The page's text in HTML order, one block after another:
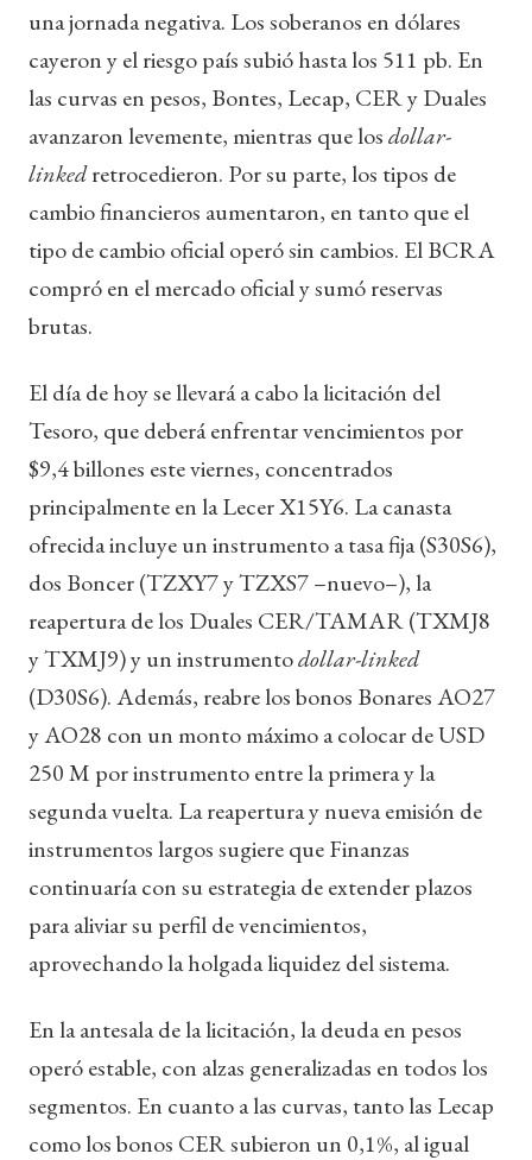
una jornada negativa. Los soberanos en dólares
cayeron y el riesgo país subió hasta los 511 pb. En
las curvas en pesos, Bontes, Lecap, CER y Duales
avanzaron levemente, mientras que losdollar-
linkedretrocedieron. Por su parte, los tipos de
cambio financieros aumentaron, en tanto que el
tipo de cambio oficial operó sin cambios. El BCRA
compró en el mercado oficial y sumó reservas
brutas.
El día de hoy se llevará a cabo la licitación del
Tesoro, que deberá enfrentar vencimientos por
$9,4 billones este viernes, concentrados
principalmente en la Lecer X15Y6. La canasta
ofrecida incluye un instrumento a tasa fija (S30S6),
dos Boncer (TZXY7 y TZXS7 –nuevo–), la
reapertura de los Duales CER/TAMAR (TXMJ8
y TXMJ9) y un instrumentodollar-linked
(D30S6). Además, reabre los bonos Bonares AO27
y AO28 con un monto máximo a colocar de USD
250 M por instrumento entre la primera y la
segunda vuelta. La reapertura y nueva emisión de
instrumentos largos sugiere que Finanzas
continuaría con su estrategia de extender plazos
para aliviar su perfil de vencimientos,
aprovechando la holgada liquidez del sistema.
En la antesala de la licitación, la deuda en pesos
operó estable, con alzas generalizadas en todos los
segmentos. En cuanto a las curvas, tanto las Lecap
como los bonos CER subieron un 0,1%, al igual